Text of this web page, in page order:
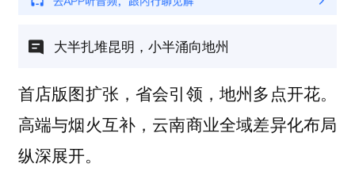
大半扎堆昆明，小半涌向地州
首店版图扩张，省会引领，地州多点开花。
高端与烟火互补，云南商业全域差异化布局
纵深展开。